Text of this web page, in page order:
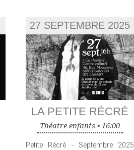
27 SEPTEMBRE 2025
LA PETITE RÉCRÉ
Théatre enfants • 16:00
Petite Récré - Septembre 2025